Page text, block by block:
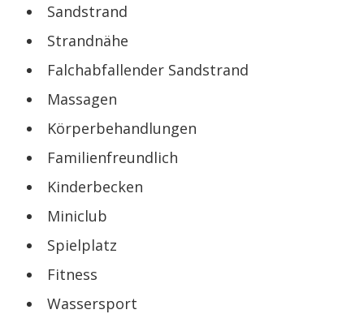
Sandstrand
Strandnähe
Falchabfallender Sandstrand
Massagen
Körperbehandlungen
Familienfreundlich
Kinderbecken
Miniclub
Spielplatz
Fitness
Wassersport